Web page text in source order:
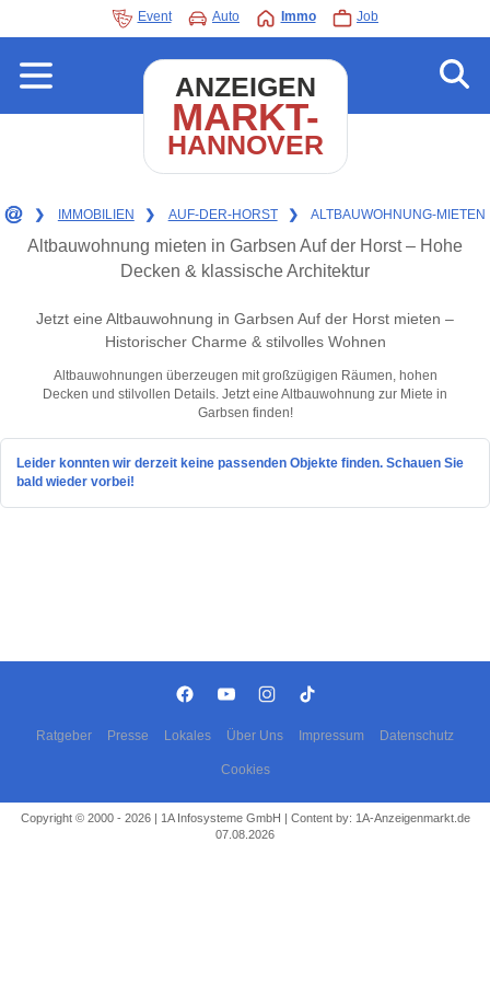
Event Auto Immo Job
ANZEIGEN
MARKT-
HANNOVER
❯ IMMOBILIEN ❯ AUF-DER-HORST ❯ ALTBAUWOHNUNG-MIETEN
Altbauwohnung mieten in Garbsen Auf der Horst – Hohe
Decken & klassische Architektur
Jetzt eine Altbauwohnung in Garbsen Auf der Horst mieten –
Historischer Charme & stilvolles Wohnen
Altbauwohnungen überzeugen mit großzügigen Räumen, hohen
Decken und stilvollen Details. Jetzt eine Altbauwohnung zur Miete in
Garbsen finden!
Leider konnten wir derzeit keine passenden Objekte finden. Schauen Sie
bald wieder vorbei!
Ratgeber Presse Lokales Über Uns Impressum Datenschutz
Cookies
Copyright © 2000 - 2026 | 1A Infosysteme GmbH | Content by: 1A-Anzeigenmarkt.de
07.08.2026